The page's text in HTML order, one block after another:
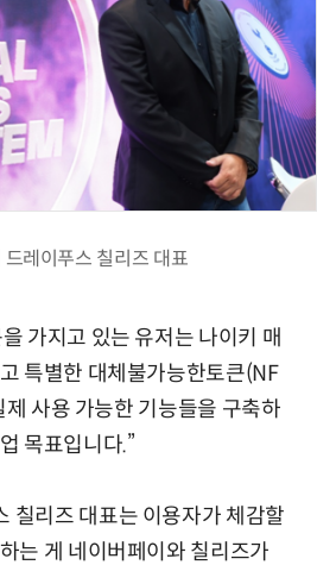
드레이푸스 칠리즈 대표
가지고 있는 유저는 나이키 매
특별한 대체불가능한토큰(NF
사용 가능한 기능들을 구축하
목표입니다.”
칠리즈 대표는 이용자가 체감할
는 게 네이버페이와 칠리즈가